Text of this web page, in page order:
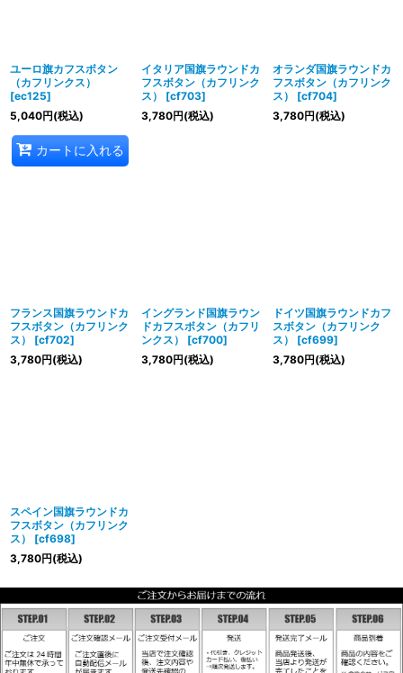
ユーロ旗カフスボタン
（カフリンクス）
[ec125]
5,040円(税込)
カートに入れる
イタリア国旗ラウンドカ
フスボタン（カフリンク
ス）
[cf703]
3,780円(税込)
オランダ国旗ラウンドカ
フスボタン（カフリンク
ス）
[cf704]
3,780円(税込)
フランス国旗ラウンドカ
フスボタン（カフリンク
ス）
[cf702]
3,780円(税込)
イングランド国旗ラウン
ドカフスボタン（カフリ
ンクス）
[cf700]
3,780円(税込)
ドイツ国旗ラウンドカフ
スボタン（カフリンク
ス）
[cf699]
3,780円(税込)
スペイン国旗ラウンドカ
フスボタン（カフリンク
ス）
[cf698]
3,780円(税込)